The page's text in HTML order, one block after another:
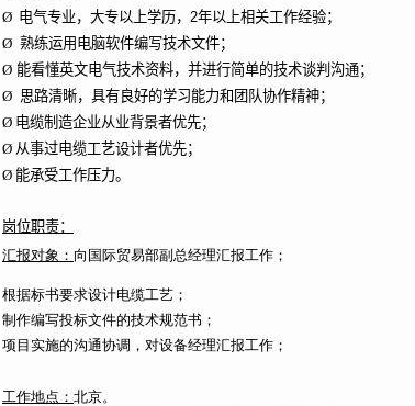
Ø 电气专业，大专以上学历， 2年以上相关工作经验；
Ø 熟练运用电脑软件编写技术文件；
Ø 能看懂英文电气技术资料，并进行简单的技术谈判沟通；
Ø 思路清晰，具有良好的学习能力和团队协作精神；
Ø 电缆制造企业从业背景者优先；
Ø 从事过电缆工艺设计者优先；
Ø 能承受工作压力。
岗位职责：
汇报对象： 向国际贸易部副总经理汇报工作；
根据标书要求设计电缆工艺；
制作编写投标文件的技术规范书；
项目实施的沟通协调，对设备经理汇报工作；
工作地点： 北京。